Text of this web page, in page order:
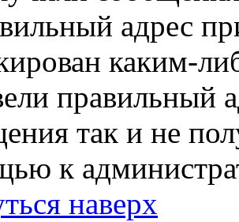
адрес
каким-
правильный
так и не
к
наверх